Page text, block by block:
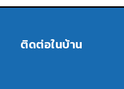
ติดต่อในบ้าน